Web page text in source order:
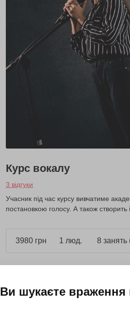
Курс вокалу
3 відгуки
Учасник під час курсу вивчатиме
постановкою голосу. А також створить
3980 грн 1 люд. 8 занять
Ви шукаєте враження